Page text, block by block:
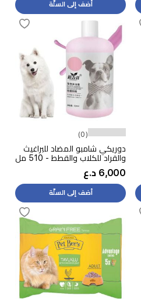
أضف إلى السلّة
(0)
دوريكي شامبو المضاد للبراغيث
والقراد للكلاب والقطط - 510 مل
6,000 د.ع
أضف إلى السلّة